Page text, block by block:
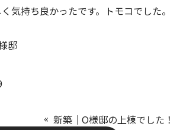
気持ち良かったです。トモコでした。
邸
新築｜O様邸の上棟でした！